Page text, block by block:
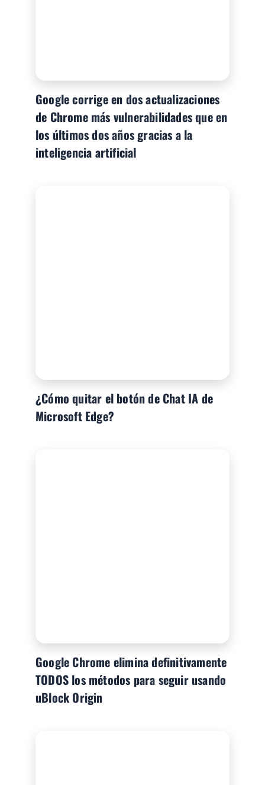
Google corrige en dos actualizaciones
de Chrome más vulnerabilidades que en
los últimos dos años gracias a la
inteligencia artificial
¿Cómo quitar el botón de Chat IA de
Microsoft Edge?
Google Chrome elimina definitivamente
TODOS los métodos para seguir usando
uBlock Origin